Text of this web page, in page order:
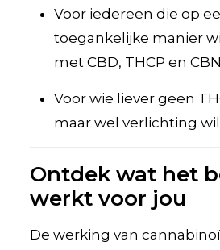
Voor iedereen die op
toegankelijke manier
met CBD, THCP en CBN
Voor wie liever geen
maar wel verlichting
Ontdek wat het
werkt voor jou
De werking van